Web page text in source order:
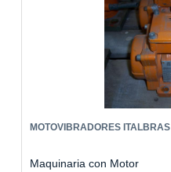
MOTOVIBRADORES ITALBRAS
Maquinaria con Motor